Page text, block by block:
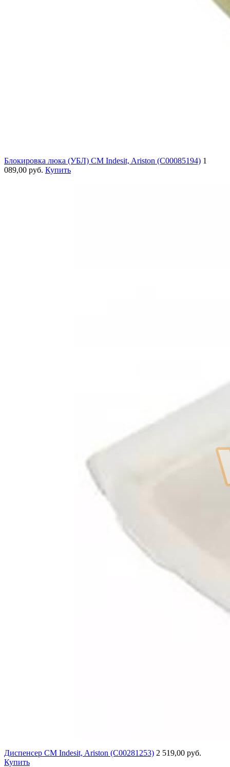
Блокировка люка (УБЛ) СМ Indesit, Ariston (C00085194) 1
089,00 руб. Купить
Диспенсер СМ Indesit, Ariston (C00281253) 2 519,00 руб.
Купить